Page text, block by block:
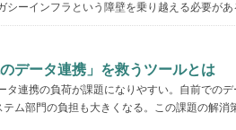
ーインフラという障壁を乗り越える必要があ
データ連携」を救うツールとは
連携の負荷が課題になりやすい。自前でのデ
ム部門の負担も大きくなる。この課題の解消